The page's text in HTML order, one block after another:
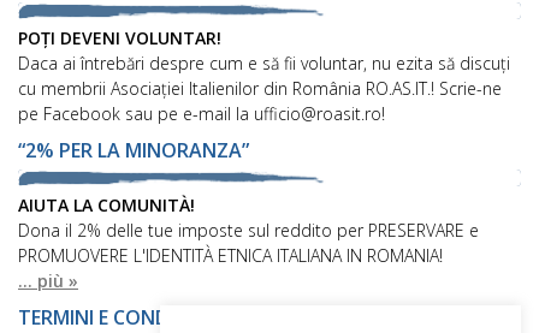
POȚI DEVENI VOLUNTAR!
Daca ai întrebări despre cum e să fii voluntar, nu ezita să discuți
cu membrii Asociației Italienilor din România RO.AS.IT.! Scrie-ne
pe Facebook sau pe e-mail la ufficio@roasit.ro!
“2% PER LA MINORANZA”
AIUTA LA COMUNITÀ!
Dona il 2% delle tue imposte sul reddito per PRESERVARE e
PROMUOVERE L'IDENTITÀ ETNICA ITALIANA IN ROMANIA!
... più »
TERMINI E CONDIZIONI